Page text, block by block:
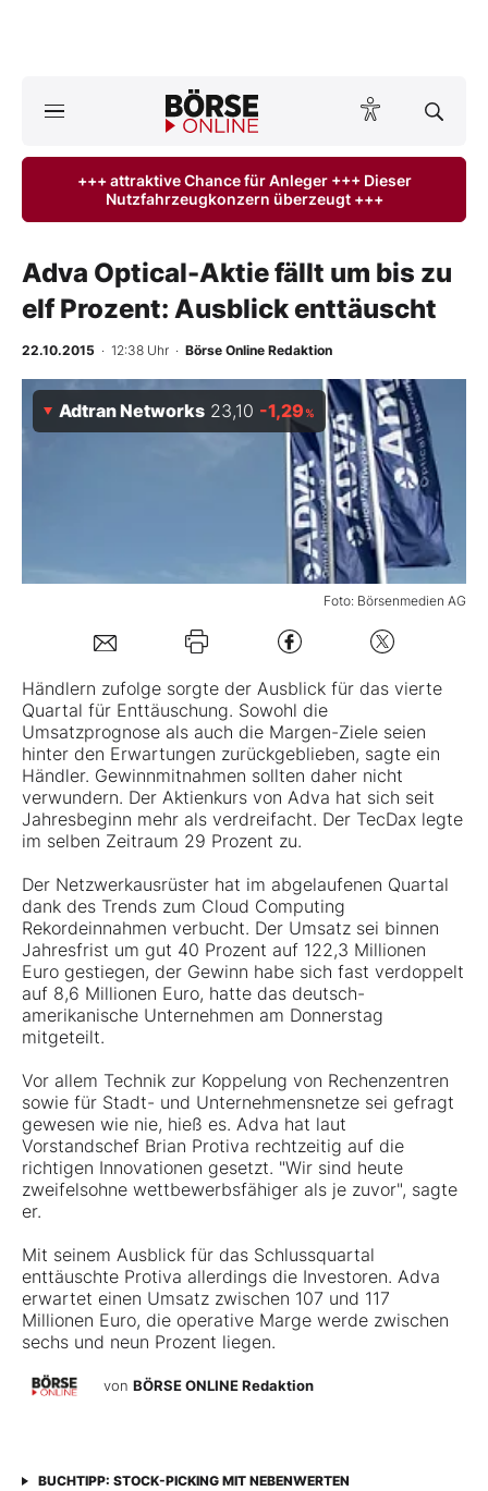
ktuelle Ausgabe BÖRSE ONLINE lesen
Anlageprodukte
Finanz-Check
BO-Musterdepots
Folgen Sie uns
Kontakt
+++ attraktive Chance für Anleger +++ Dieser
Nutzfahrzeugkonzern überzeugt +++
Adva Optical-Aktie fällt um bis zu
elf Prozent: Ausblick enttäuscht
22.10.2015 · 12:38 Uhr · Börse Online Redaktion
Foto: Börsenmedien AG
Adtran Networks 23,10 -1,29%
Händlern zufolge sorgte der Ausblick für das vierte
Quartal für Enttäuschung. Sowohl die
Umsatzprognose als auch die Margen-Ziele seien
hinter den Erwartungen zurückgeblieben, sagte ein
Händler. Gewinnmitnahmen sollten daher nicht
verwundern. Der Aktienkurs von Adva hat sich seit
Jahresbeginn mehr als verdreifacht. Der TecDax legte
im selben Zeitraum 29 Prozent zu.
Der Netzwerkausrüster hat im abgelaufenen Quartal
dank des Trends zum Cloud Computing
Rekordeinnahmen verbucht. Der Umsatz sei binnen
Jahresfrist um gut 40 Prozent auf 122,3 Millionen
Euro gestiegen, der Gewinn habe sich fast verdoppelt
auf 8,6 Millionen Euro, hatte das deutsch-
amerikanische Unternehmen am Donnerstag
mitgeteilt.
Vor allem Technik zur Koppelung von Rechenzentren
sowie für Stadt- und Unternehmensnetze sei gefragt
gewesen wie nie, hieß es. Adva hat laut
Vorstandschef Brian Protiva rechtzeitig auf die
richtigen Innovationen gesetzt. "Wir sind heute
zweifelsohne wettbewerbsfähiger als je zuvor", sagte
er.
Mit seinem Ausblick für das Schlussquartal
enttäuschte Protiva allerdings die Investoren. Adva
erwartet einen Umsatz zwischen 107 und 117
Millionen Euro, die operative Marge werde zwischen
sechs und neun Prozent liegen.
von BÖRSE ONLINE Redaktion
BUCHTIPP: STOCK-PICKING MIT NEBENWERTEN